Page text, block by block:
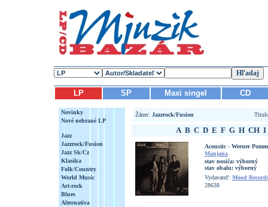
LP SP Maxi singel CD
Novinky
Nové nehrané LP
Jazz
Jazzrock/Fusion
Jazz Sk/Cz
Klasika
Folk/Country
World Music
Art-rock
Blues
Alternatíva
Žáner: Jazzrock/Fusion
A B C D E F G H CH I
Acoustic - Werner
Manjana
stav nosiča: výborný
stav obalu: výborný
Vydavateľ: Mood
28638